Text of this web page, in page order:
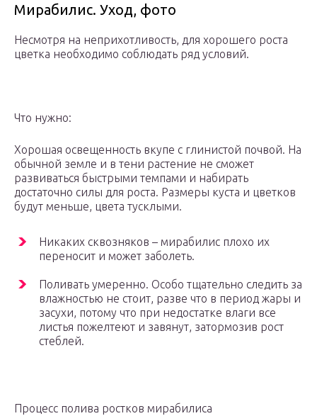
Мирабилис. Уход, фото
Несмотря на неприхотливость, для хорошего роста
цветка необходимо соблюдать ряд условий.
Что нужно:
Хорошая освещенность вкупе с глинистой почвой. На
обычной земле и в тени растение не сможет
развиваться быстрыми темпами и набирать
достаточно силы для роста. Размеры куста и цветков
будут меньше, цвета тусклыми.
Никаких сквозняков – мирабилис плохо их
переносит и может заболеть.
Поливать умеренно. Особо тщательно следить за
влажностью не стоит, разве что в период жары и
засухи, потому что при недостатке влаги все
листья пожелтеют и завянут, затормозив рост
стеблей.
Процесс полива ростков мирабилиса